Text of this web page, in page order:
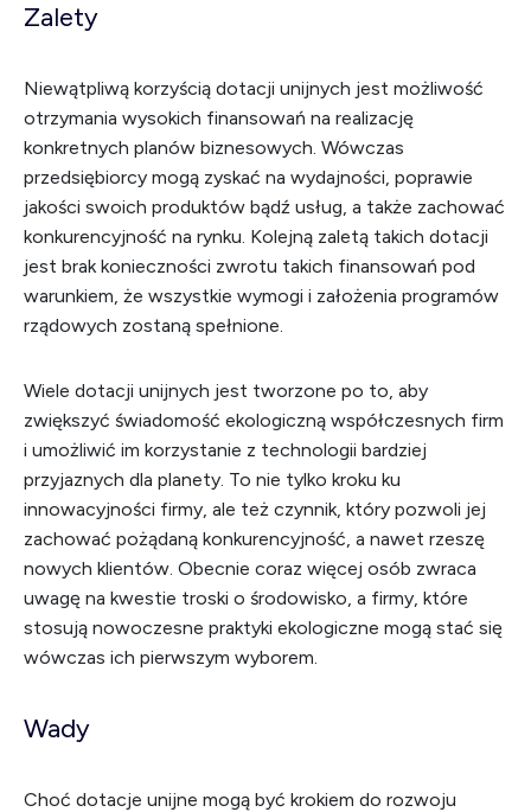
Zalety
Niewątpliwą korzyścią dotacji unijnych jest możliwość
otrzymania wysokich finansowań na realizację
konkretnych planów biznesowych. Wówczas
przedsiębiorcy mogą zyskać na wydajności, poprawie
jakości swoich produktów bądź usług, a także zachować
konkurencyjność na rynku. Kolejną zaletą takich dotacji
jest brak konieczności zwrotu takich finansowań pod
warunkiem, że wszystkie wymogi i założenia programów
rządowych zostaną spełnione.
Wiele dotacji unijnych jest tworzone po to, aby
zwiększyć świadomość ekologiczną współczesnych firm
i umożliwić im korzystanie z technologii bardziej
przyjaznych dla planety. To nie tylko kroku ku
innowacyjności firmy, ale też czynnik, który pozwoli jej
zachować pożądaną konkurencyjność, a nawet rzeszę
nowych klientów. Obecnie coraz więcej osób zwraca
uwagę na kwestie troski o środowisko, a firmy, które
stosują nowoczesne praktyki ekologiczne mogą stać się
wówczas ich pierwszym wyborem.
Wady
Choć dotacje unijne mogą być krokiem do rozwoju